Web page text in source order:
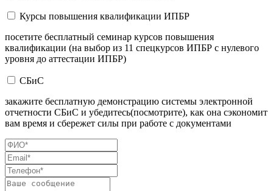
Курсы повышения квалификации ИПБР
посетите бесплатный семинар курсов повышения
квалификации (на выбор из 11 спецкурсов ИПБР с нулевого
уровня до аттестации ИПБР)
СБиС
закажите бесплатную демонстрацию системы электронной
отчетности СБиС и убедитесь(посмотрите), как она сэкономит
вам время и сбережет силы при работе с документами